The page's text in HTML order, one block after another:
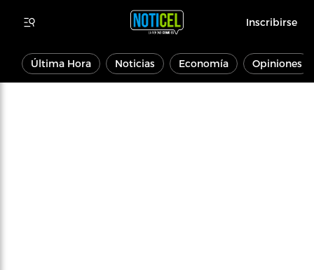
Inscribirse
Última Hora Noticias Economía Opiniones